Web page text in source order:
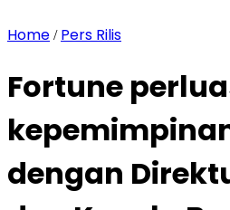
Home / Pers Rilis
Fortune
dengan